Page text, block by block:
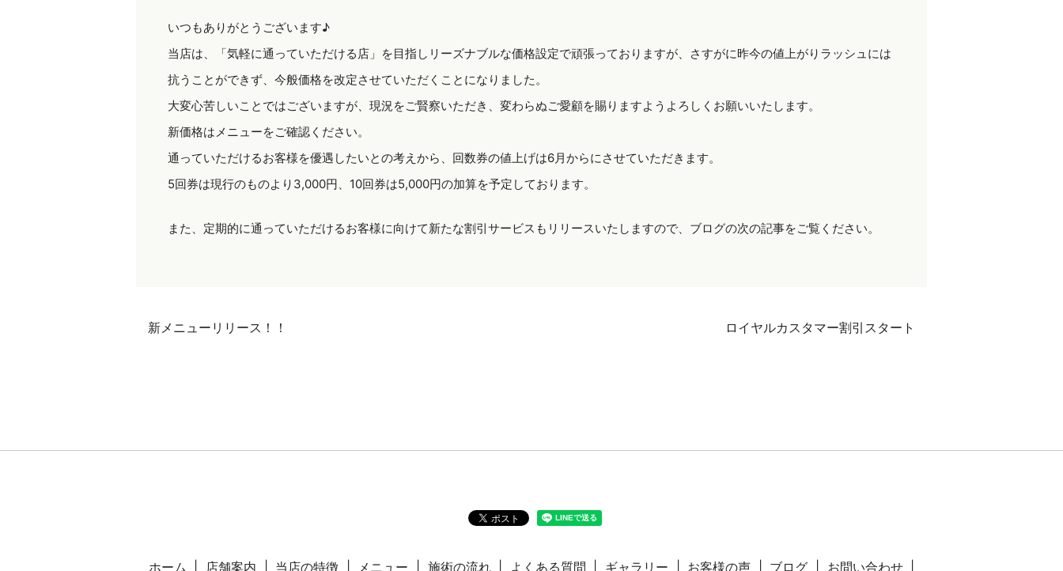
いつもありがとうございます♪
当店は、「気軽に通っていただける店」を目指しリーズナブルな価格設定で頑張っておりますが、さすがに昨今の値上がりラッシュには
抗うことができず、今般価格を改定させていただくことになりました。
大変心苦しいことではございますが、現況をご賢察いただき、変わらぬご愛顧を賜りますようよろしくお願いいたします。
新価格はメニューをご確認ください。
通っていただけるお客様を優遇したいとの考えから、回数券の値上げは6月からにさせていただきます。
5回券は現行のものより3,000円、10回券は5,000円の加算を予定しております。
また、定期的に通っていただけるお客様に向けて新たな割引サービスもリリースいたしますので、ブログの次の記事をご覧ください。
新メニューリリース！！ ロイヤルカスタマー割引スタート
ホーム 店舗案内 当店の特徴 メニュー 施術の流れ よくある質問 ギャラリー お客様の声 ブログ お問い合わせ